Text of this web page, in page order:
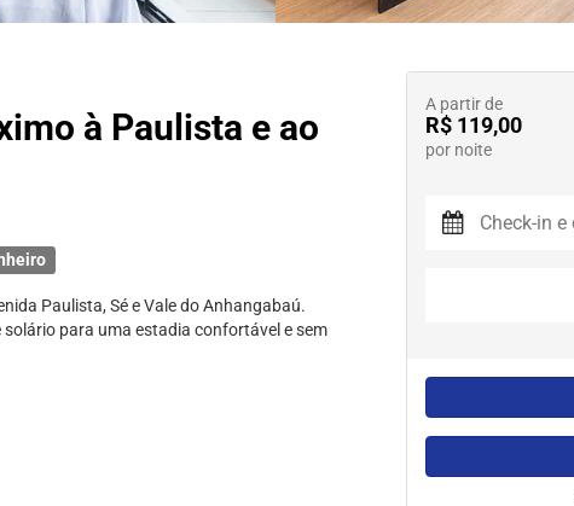
à Paulista e ao
Paulista, Sé e Vale do Anhangabaú.
para uma estadia confortável e sem
A partir de
R$ 119,00
por noite